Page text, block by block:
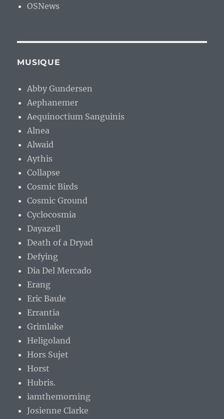
OSNews
MUSIQUE
Abby Gundersen
Aephanemer
Aequinoctium Sanguinis
Alnea
Alwaid
Aythis
Collapse
Cosmic Birds
Cosmic Ground
Cyclocosmia
Dayazell
Death of a Dryad
Defying
Dia Del Mercado
Erang
Eric Baule
Errantia
Grimlake
Heligoland
Hors Sujet
Horst
Hubris.
iamthemorning
Josienne Clarke